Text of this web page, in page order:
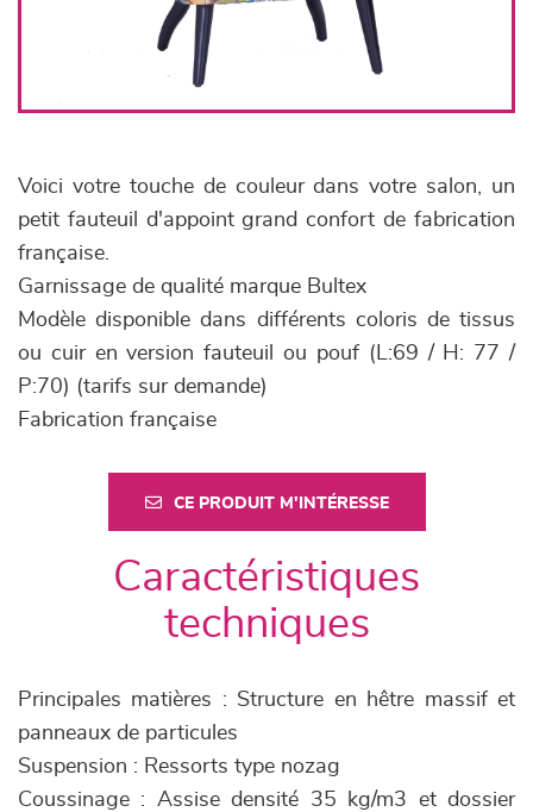
Voici votre touche de couleur dans votre salon, un
petit fauteuil d'appoint grand confort de fabrication
française.
Garnissage de qualité marque Bultex
Modèle disponible dans différents coloris de tissus
ou cuir en version fauteuil ou pouf (L:69 / H: 77 /
P:70) (tarifs sur demande)
Fabrication française
CE PRODUIT M'INTÉRESSE
Caractéristiques
techniques
Principales matières : Structure en hêtre massif et
panneaux de particules
Suspension : Ressorts type nozag
Coussinage : Assise densité 35 kg/m3 et dossier